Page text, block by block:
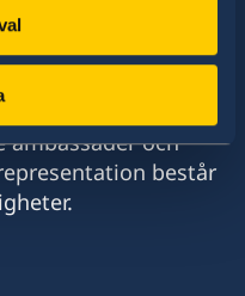
med i
I ungefär hälften
ambassader och
består